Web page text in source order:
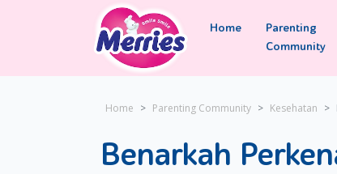
Home
Parenting
Community
Home Parenting Community Kesehatan
Benarkah